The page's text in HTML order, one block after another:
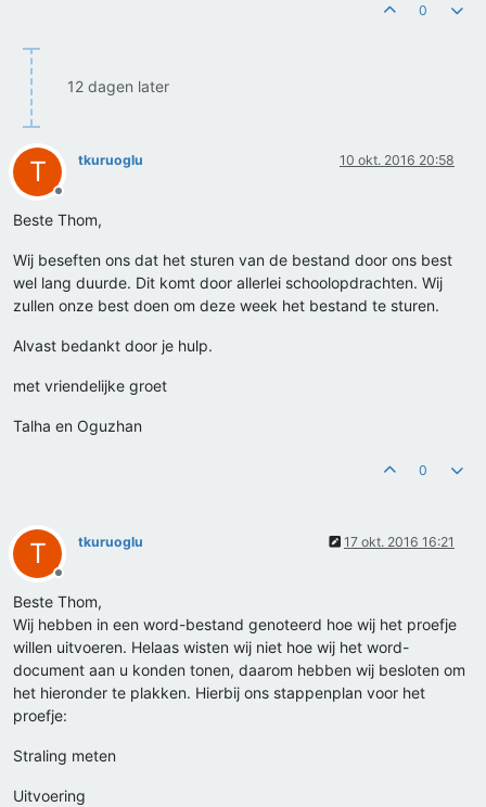
0
12 dagen later
T
Offline
tkuruoglu 10 okt. 2016 20:58
Beste Thom,
Wij beseften ons dat het sturen van de bestand door ons best
wel lang duurde. Dit komt door allerlei schoolopdrachten. Wij
zullen onze best doen om deze week het bestand te sturen.
Alvast bedankt door je hulp.
met vriendelijke groet
Talha en Oguzhan
0
T
Offline
tkuruoglu 17 okt. 2016 16:21
Beste Thom,
Wij hebben in een word-bestand genoteerd hoe wij het proefje
willen uitvoeren. Helaas wisten wij niet hoe wij het word-
document aan u konden tonen, daarom hebben wij besloten om
het hieronder te plakken. Hierbij ons stappenplan voor het
proefje:
Straling meten
Uitvoering